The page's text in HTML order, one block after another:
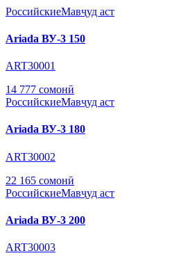
РоссийскиеМавҷуд аст
Ariada ВУ-3 150
ART30001
14 777 сомонӣ
РоссийскиеМавҷуд аст
Ariada ВУ-3 180
ART30002
22 165 сомонӣ
РоссийскиеМавҷуд аст
Ariada ВУ-3 200
ART30003